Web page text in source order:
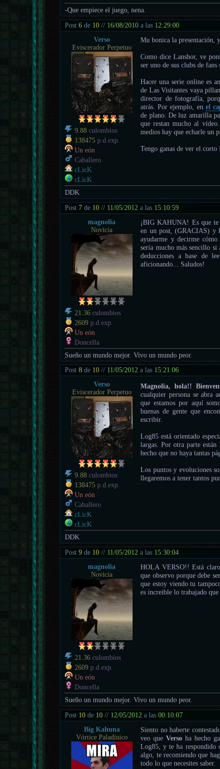
-Que empiece el juego, nena.
Post6 de 10 // 16/08/2010 a las 12:29:00
Verso
Eviscerador Perpetuo
9.88 culombios
138475 p.d.exp.
Un eón
Caballero
cLicK
cLicK
Mu bonica la presentación,
Como dice Lanshor, ve
ser uno de sus clubs de
Hacer una serie online es
de Las Visitantes vaya
director de fotografía,
atrás. Por ejemplo, en el
de plano. De luz amarilla
que restan mucho al
medios hay que echarle un
Tengo ganas de ver el
DDK
Post 7 de 10 // 11/05/2012 a las 15:10:59
magnolia
Novicia
21.36 culombios
2609 p.d.exp.
Un eón
Doncella
¡BIG KAHUNA! Es que te
en un post, (GRACIAS) y
ayudarme y decirme
sería mucho más sencillo
deducciones a base de
aficionando... Saludos!
Sueño un mundo mejor. Vivo un mundo peor.
Post8 de 10 // 11/05/2012 a las 15:21:06
Verso
Eviscerador Perpetuo
9.88 culombios
138475 p.d.exp.
Un eón
Caballero
cLicK
cLicK
Magnolia, hola!!
cualquier persona se abra
que estamos por aquí
buenas de gente que
escribir.
Log85 está orientado
largas. Por otra parte
hecho que no haya tantas
Los puntos y evoluciones
llegaremos a tener tantos
DDK
Post9 de 10 // 11/05/2012 a las 15:30:04
magnolia
Novicia
21.36 culombios
2609 p.d.exp.
Un eón
Doncella
HOLA VERSO!! Está
que observo porque debe
que estoy viendo tu
es increible lo trabajado
Sueño un mundo mejor. Vivo un mundo peor.
Post 10 de 10 // 12/05/2012 a las00:10:07
Big Kahuna
Vórtice Paladínico
Siento no haberte
veo queVerso ha hecho
Log85, y te ha respondido
algo, te recomiendo que
todo lo que necesites saber.